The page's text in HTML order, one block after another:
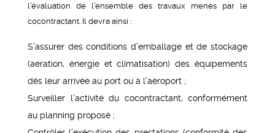
l’évaluation de l’ensemble des travaux menés par le
cocontractant. Il devra ainsi :
S’assurer des conditions d’emballage et de stockage
(aération, énergie et climatisation) des équipements
dès leur arrivée au port ou à l’aéroport ;
Surveiller l’activité du cocontractant, conformément
au planning proposé ;